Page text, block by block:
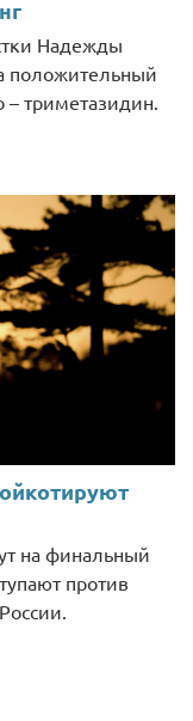
Надежды
положительный
– триметазидин.
на финальный
против